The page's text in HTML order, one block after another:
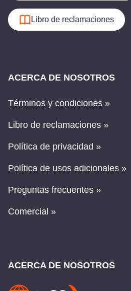
Libro de reclamaciones
ACERCA DE NOSOTROS
Términos y condiciones »
Libro de reclamaciones »
Política de privacidad »
Política de usos adicionales »
Preguntas frecuentes »
Comercial »
ACERCA DE NOSOTROS